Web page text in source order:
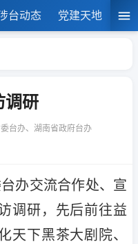
台动态 党建天地 湘
调研
台办、湖南省政府台办
办交流合作处、宣
调研，先后前往益
天下黑茶大剧院、